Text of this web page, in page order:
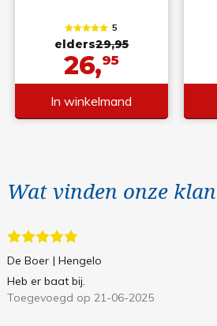
5
elders29,95
26,95
In winkelmand
Wat vinden onze
De Boer | Hengelo
Heb er baat bij.
Toegevoegd op 21-06-2025